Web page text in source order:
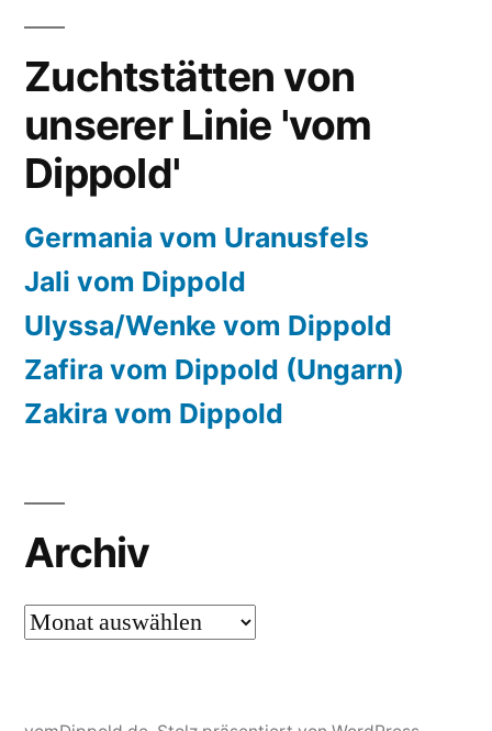
Zuchtstätten von
unserer Linie 'vom
Dippold'
Germania vom Uranusfels
Jali vom Dippold
Ulyssa/Wenke vom Dippold
Zafira vom Dippold (Ungarn)
Zakira vom Dippold
Archiv
Archiv